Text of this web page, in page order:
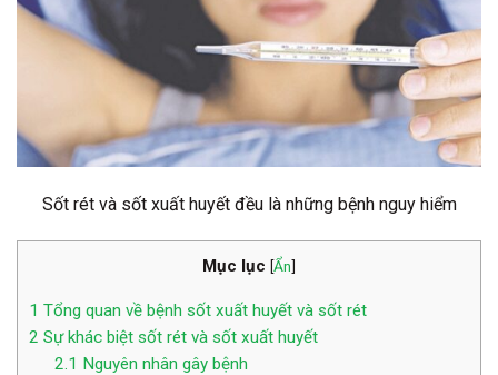
Sốt rét và sốt xuất huyết đều là những bệnh nguy hiểm
Mục lục [Ẩn]
1 Tổng quan về bệnh sốt xuất huyết và sốt rét
2 Sự khác biệt sốt rét và sốt xuất huyết
2.1 Nguyên nhân gây bệnh